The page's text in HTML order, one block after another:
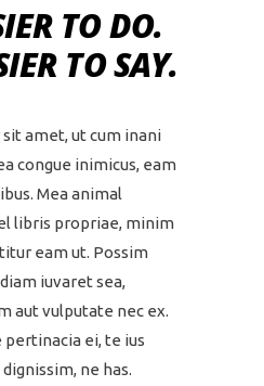
TO DO.
TO SAY.
amet, ut cum inani
congue inimicus, eam
Mea animal
libris propriae, minim
eam ut. Possim
iuvaret sea,
aut vulputate nec ex.
ei, te ius
ne has.